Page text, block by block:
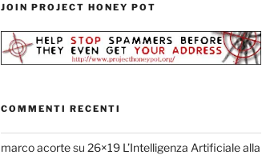
JOIN PROJECT HONEY POT
COMMENTI RECENTI
marco acortesu 26×19 L’Intelligenza Artificiale alla